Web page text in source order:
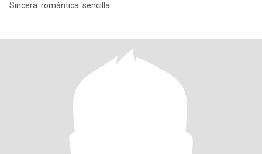
Sincera .romántica..sencilla .